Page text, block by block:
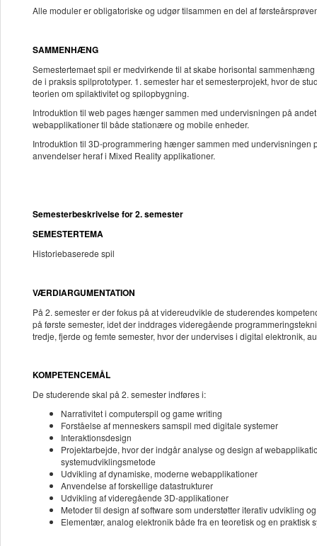
Alle moduler er obligatoriske og udgør tilsammen en del af
SAMMENHÆNG
Semestertemaet spil er medvirkende til at skabe horisontal
de i praksis spilprototyper. 1. semester har et semesterprojekt, hvor de
teorien om spilaktivitet og spilopbygning.
Introduktion til web pages hænger sammen med undervisningen på
webapplikationer til både stationære og mobile enheder.
Introduktion til 3D-programmering hænger sammen med
anvendelser heraf i Mixed Reality applikationer.
Semesterbeskrivelse for 2. semester
SEMESTERTEMA
Historiebaserede spil
VÆRDIARGUMENTATION
På 2. semester er der fokus på at videreudvikle de studerendes
på første semester, idet der inddrages videregående
tredje, fjerde og femte semester, hvor der undervises i digital elektronik,
KOMPETENCEMÅL
De studerende skal på 2. semester indføres i:
Narrativitet i computerspil og game writing
Forståelse af menneskers samspil med digitale systemer
Interaktionsdesign
Projektarbejde, hvor der indgår analyse og design af
systemudviklingsmetode
Udvikling af dynamiske, moderne webapplikationer
Anvendelse af forskellige datastrukturer
Udvikling af videregående 3D-applikationer
Metoder til design af software som understøtter iterativ udvikling
Elementær, analog elektronik både fra en teoretisk og en praktisk